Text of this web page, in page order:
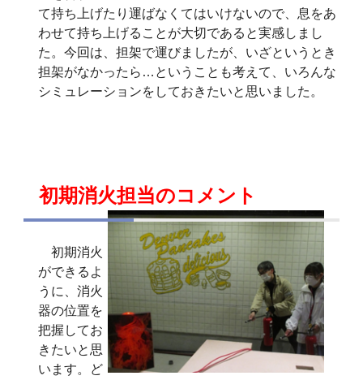
て持ち上げたり運ばなくてはいけないので、息をあ
わせて持ち上げることが大切であると実感しまし
た。今回は、担架で運びましたが、いざというとき
担架がなかったら…ということも考えて、いろんな
シミュレーションをしておきたいと思いました。
初期消火担当のコメント
初期消火
ができるよ
うに、消火
器の位置を
把握してお
きたいと思
います。ど